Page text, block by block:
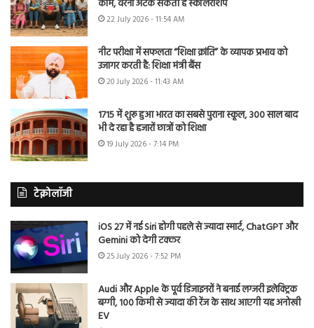
काम, वरना अटक सकती है स्कॉलरशिप
22 July 2026 - 11:54 AM
नीट परीक्षा में सफलता “शिक्षा क्रांति” के व्यापक प्रभाव को
उजागर करती है: शिक्षा मंत्री बैंस
20 July 2026 - 11:43 AM
1715 में शुरू हुआ भारत का सबसे पुराना स्कूल, 300 साल बाद
भी दे रहा है हजारों छात्रों को शिक्षा
19 July 2026 - 7:14 PM
टेक्नोलॉजी
iOS 27 में नई Siri होगी पहले से ज्यादा स्मार्ट, ChatGPT और
Gemini को देगी टक्कर
25 July 2026 - 7:52 PM
Audi और Apple के पूर्व डिजाइनरों ने बनाई लग्जरी इलेक्ट्रिक
बग्गी, 100 किमी से ज्यादा की रेंज के साथ आएगी यह अनोखी
EV